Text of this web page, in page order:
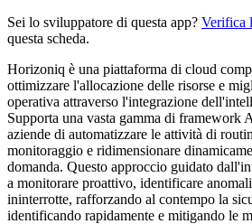
Sei lo sviluppatore di questa app? Verifica
questa scheda.
Horizoniq è una piattaforma di cloud
ottimizzare l'allocazione delle risorse e
operativa attraverso l'integrazione
Supporta una vasta gamma di framework
aziende di automatizzare le attività di
monitoraggio e ridimensionare
domanda. Questo approccio guidato
a monitorare proattivo, identificare
ininterrotte, rafforzando al contempo la
identificando rapidamente e mitigando le